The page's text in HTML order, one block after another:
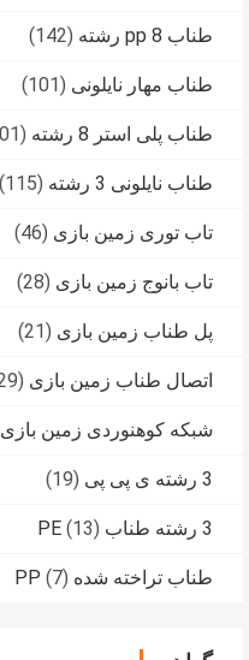
طناب pp 8 رشته (142)
طناب مهار نایلونی (101)
طناب پلی استر 8 رشته (101)
طناب نایلونی 3 رشته (115)
تاب توری زمین بازی (46)
تاب بانوج زمین بازی (28)
پل طناب زمین بازی (21)
اتصال طناب زمین بازی (29)
شبکه کوهنوردی زمین بازی
3 رشته ی پی پی (19)
3 رشته طناب PE (13)
طناب تراخته شده PP (7)